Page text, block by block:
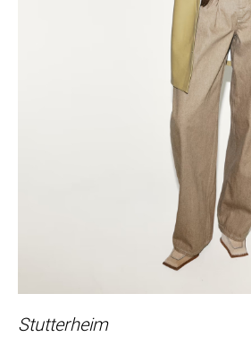
Stutterheim